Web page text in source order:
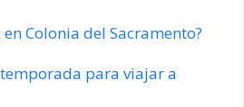
Colonia del Sacramento?
para viajar a